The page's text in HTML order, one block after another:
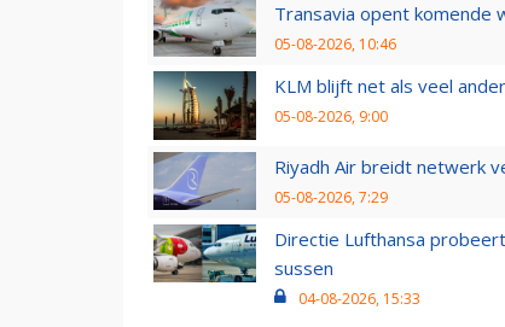
Transavia opent komende
05-08-2026, 10:46
KLM blijft net als veel
05-08-2026, 9:00
Riyadh Air breidt netwerk
05-08-2026, 7:29
Directie Lufthansa
sussen
04-08-2026, 15:33